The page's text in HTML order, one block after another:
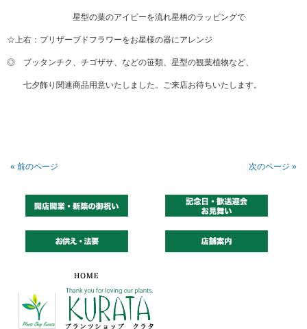
星型の葉のアイビーを流れ星柄のラッピングで
☆上右：プリザーブドフラワーをお星様の器にアレンジ
◎ ブッタンチク、チゴザサ、などの笹類、星型の観葉植物など、
七夕飾り関連商品用意いたしました。ご来店お待ちいたします。
« 前のページ 次のページ »